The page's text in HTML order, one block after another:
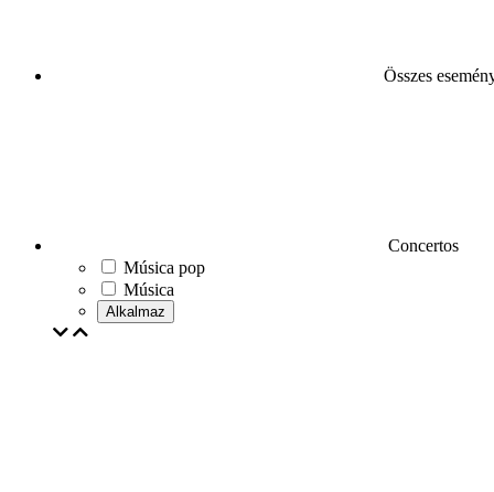
Összes
Concertos
Música pop
Música
Alkalmaz